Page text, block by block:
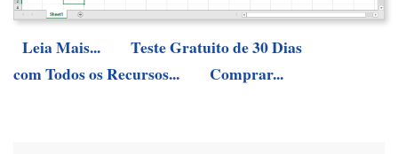
Leia Mais...
Teste Gratuito de 30 Dias
com Todos os Recursos...
Comprar...